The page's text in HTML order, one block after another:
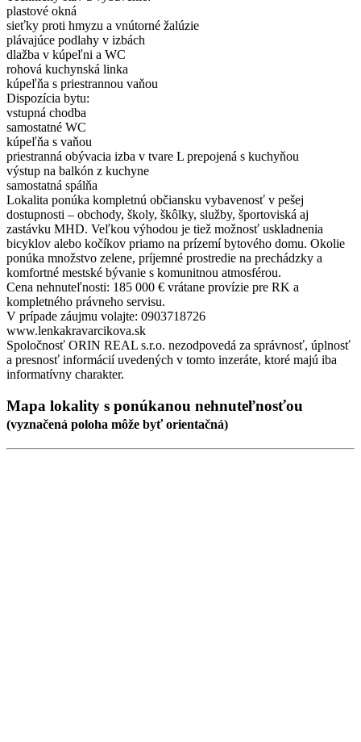
plastové okná
sieťky proti hmyzu a vnútorné žalúzie
plávajúce podlahy v izbách
dlažba v kúpeľni a WC
rohová kuchynská linka
kúpeľňa s priestrannou vaňou
Dispozícia bytu:
vstupná chodba
samostatné WC
kúpeľňa s vaňou
priestranná obývacia izba v tvare L prepojená s kuchyňou
výstup na balkón z kuchyne
samostatná spálňa
Lokalita ponúka kompletnú občiansku vybavenosť v pešej
dostupnosti – obchody, školy, škôlky, služby, športoviská aj
zastávku MHD. Veľkou výhodou je tiež možnosť uskladnenia
bicyklov alebo kočíkov priamo na prízemí bytového domu. Okolie
ponúka množstvo zelene, príjemné prostredie na prechádzky a
komfortné mestské bývanie s komunitnou atmosférou.
Cena nehnuteľnosti: 185 000 € vrátane provízie pre RK a
kompletného právneho servisu.
V prípade záujmu volajte: 0903718726
www.lenkakravarcikova.sk
Spoločnosť ORIN REAL s.r.o. nezodpovedá za správnosť, úplnosť
a presnosť informácií uvedených v tomto inzeráte, ktoré majú iba
informatívny charakter.
Mapa lokality s ponúkanou nehnuteľnosťou
(vyznačená poloha môže byť orientačná)